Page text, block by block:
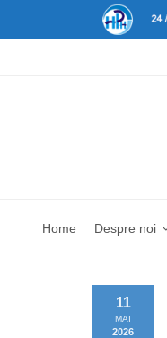
Home Despre noi
11
MAI
2026